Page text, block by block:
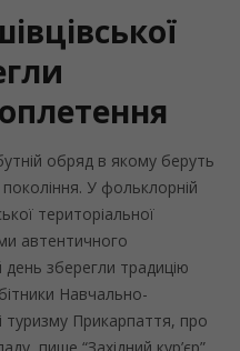
обряд в якому беруть
У фольклорній
територіальної
автентичного
день зберегли традицію
Навчально-
туризму Прикарпаття, про